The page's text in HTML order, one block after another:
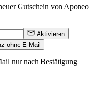
Gutschein von Aponeo
Aktivieren
ohne E-Mail
nur nach Bestätigung